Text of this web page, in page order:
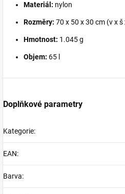
Materiál: nylon
Rozměry: 70 x 50 x 30 cm (v x š
Hmotnost: 1.045 g
Objem: 65 l
Doplňkové parametry
Kategorie:
EAN:
Barva: